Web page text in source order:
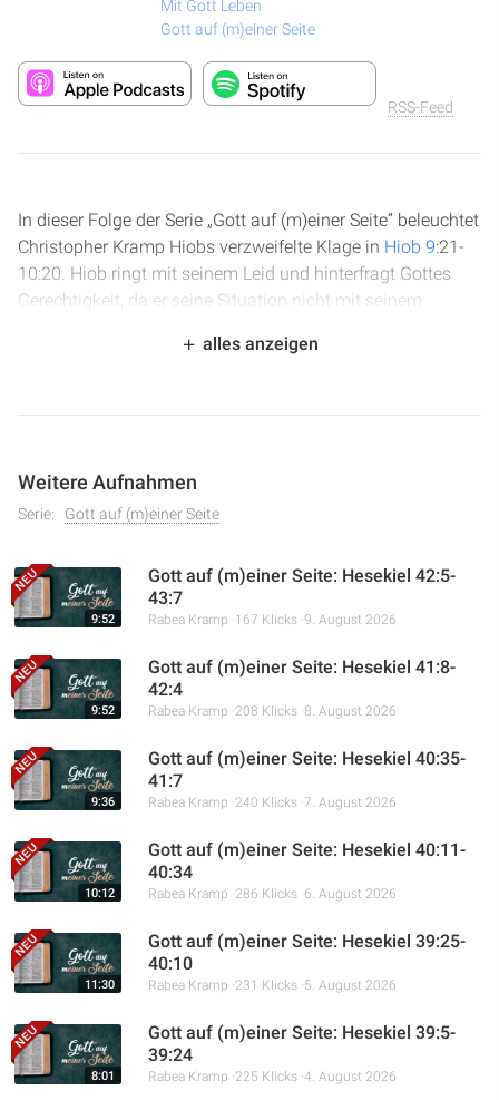
Mit Gott Leben
Gott auf (m)einer Seite
RSS-Feed
In dieser Folge der Serie „Gott auf (m)einer Seite“ beleuchtet
Christopher Kramp Hiobs verzweifelte Klage in Hiob 9:21-
10:20. Hiob ringt mit seinem Leid und hinterfragt Gottes
Gerechtigkeit, da er seine Situation nicht mit seinem
dass Hiobs Qualen nicht Gottes Strafe sind, sondern das
alles anzeigen
Weitere Aufnahmen
Serie: Gott auf (m)einer Seite
9:52
Gott auf (m)einer Seite: Hesekiel 42:5-
43:7
Rabea Kramp 167 Klicks 9. August 2026
9:52
Gott auf (m)einer Seite: Hesekiel 41:8-
42:4
Rabea Kramp 208 Klicks 8. August 2026
9:36
Gott auf (m)einer Seite: Hesekiel 40:35-
41:7
Rabea Kramp 240 Klicks 7. August 2026
10:12
Gott auf (m)einer Seite: Hesekiel 40:11-
40:34
Rabea Kramp 286 Klicks 6. August 2026
11:30
Gott auf (m)einer Seite: Hesekiel 39:25-
40:10
Rabea Kramp 231 Klicks 5. August 2026
8:01
Gott auf (m)einer Seite: Hesekiel 39:5-
39:24
Rabea Kramp 225 Klicks 4. August 2026